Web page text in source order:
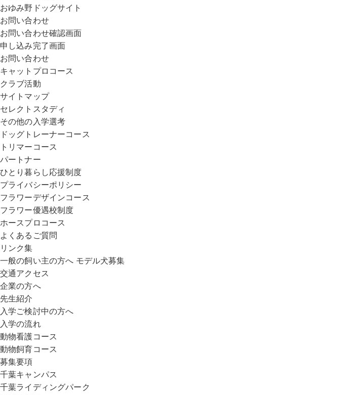
おゆみ野ドッグサイト
お問い合わせ
お問い合わせ確認画面
申し込み完了画面
お問い合わせ
キャットプロコース
クラブ活動
サイトマップ
セレクトスタディ
その他の入学選考
ドッグトレーナーコース
トリマーコース
パートナー
ひとり暮らし応援制度
プライバシーポリシー
フラワーデザインコース
フラワー優遇校制度
ホースプロコース
よくあるご質問
リンク集
一般の飼い主の方へ モデル犬募集
交通アクセス
企業の方へ
先生紹介
入学ご検討中の方へ
入学の流れ
動物看護コース
動物飼育コース
募集要項
千葉キャンパス
千葉ライディングパーク